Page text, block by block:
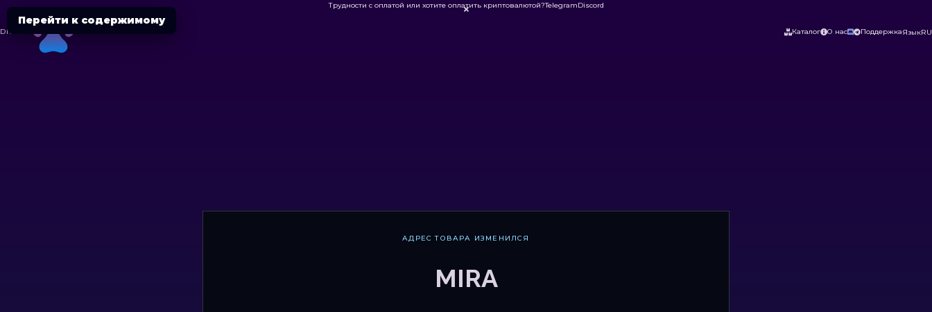
Перейти к содержимому
Трудности с оплатой или хотите оплатить криптовалютой?TelegramDiscord

DIGITAL КаталогО насПоддержкаЯзыкRU
АДРЕС ТОВАРА ИЗМЕНИЛСЯ
MIRA